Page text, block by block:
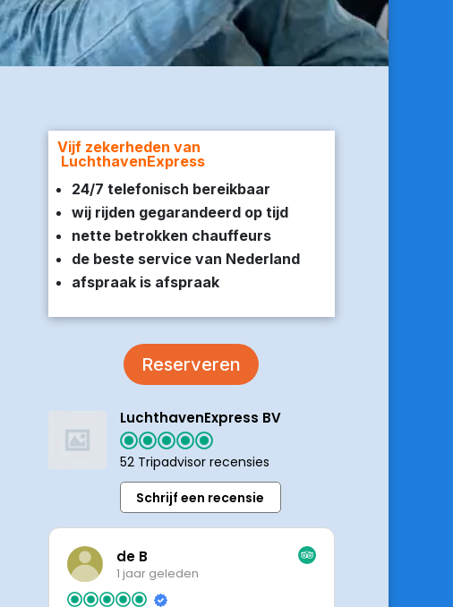
Vijf zekerheden van
LuchthavenExpress
24/7 telefonisch bereikbaar
wij rijden gegarandeerd op tijd
nette betrokken chauffeurs
de beste service van Nederland
afspraak is afspraak
Reserveren
LuchthavenExpress BV
52 Tripadvisor recensies
Schrijf een recensie
de B
1 jaar geleden